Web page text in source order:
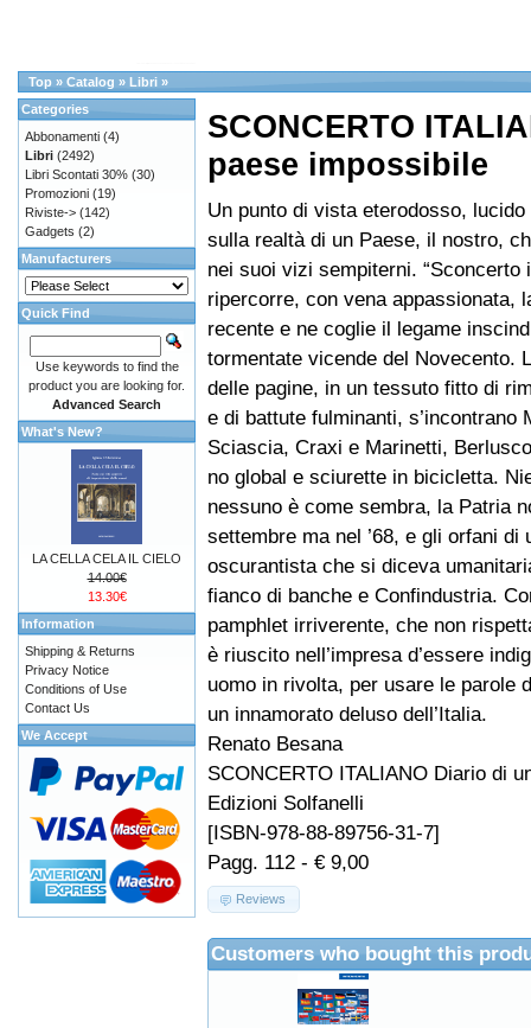
Top » Catalog » Libri »
SCONCERTO
paese impossibile
Un punto di vista eterodosso,
sulla realtà di un Paese, il nostro,
nei suoi vizi sempiterni. “Sconcerto
ripercorre, con vena appassionata,
recente e ne coglie il legame
tormentate vicende del Novecento.
delle pagine, in un tessuto fitto di
e di battute fulminanti, s’incontrano
Sciascia, Craxi e Marinetti,
no global e sciurette in bicicletta.
nessuno è come sembra, la Patria
settembre ma nel ’68, e gli orfani di
oscurantista che si diceva
fianco di banche e Confindustria.
pamphlet irriverente, che non
è riuscito nell’impresa d’essere
uomo in rivolta, per usare le parole
un innamorato deluso dell’Italia.
Renato Besana
SCONCERTO ITALIANO Diario di
Edizioni Solfanelli
[ISBN-978-88-89756-31-7]
Pagg. 112 - € 9,00
Reviews
Customers who bought this
Categories
Abbonamenti (4)
Libri (2492)
Libri Scontati 30% (30)
Promozioni (19)
Riviste-> (142)
Gadgets (2)
Manufacturers
Quick Find
Use keywords to find the
product you are looking for.
Advanced Search
What's New?
LA CELLA CELA IL CIELO
14.00€
13.30€
Information
Shipping & Returns
Privacy Notice
Conditions of Use
Contact Us
We Accept